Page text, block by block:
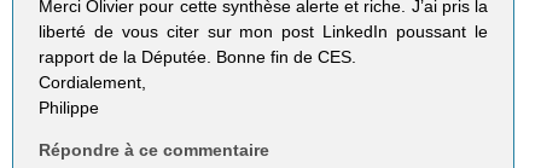
Merci Olivier pour cette synthèse alerte et riche. J’ai pris la
liberté de vous citer sur mon post LinkedIn poussant le
rapport de la Députée. Bonne fin de CES.
Cordialement,
Philippe
Répondre à ce commentaire